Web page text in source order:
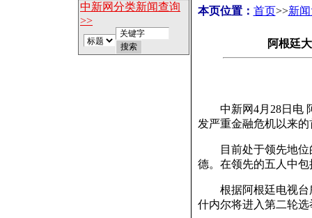
中新网分类新闻查询
>>
本页位置： 首页>>新
阿根廷
中新网4月28日电 阿
发严重金融危机以来
目前处于领先地位
德。在领先的五人中
根据阿根廷电视台
什内尔将进入第二轮选